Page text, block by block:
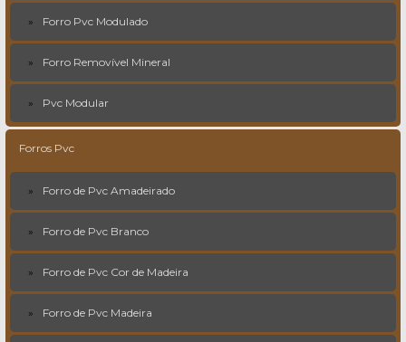
Forro Pvc Modulado
Forro Removível Mineral
Pvc Modular
Forros Pvc
Forro de Pvc Amadeirado
Forro de Pvc Branco
Forro de Pvc Cor de Madeira
Forro de Pvc Madeira